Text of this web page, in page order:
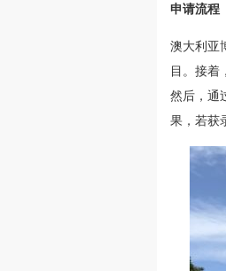
申请流程
澳大利亚
目。接着
然后，通
果，若获